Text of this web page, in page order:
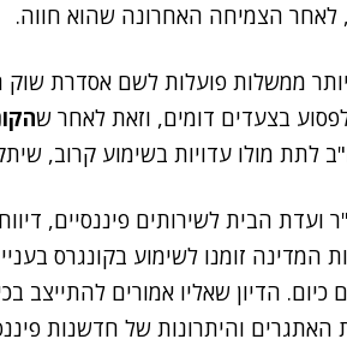
לאחר הצמיחה האחרונה שהוא חווה.
ממשלות פועלות לשם אסדרת
בצעדים דומים, וזאת לאחר ש
מולו עדויות בשימוע קרוב, שיתקיים
ועדת הבית לשירותים פיננסיים,
המדינה זומנו לשימוע בקונגרס
כיום. הדיון שאליו אמורים להתייצב
האתגרים והיתרונות של חדשנות